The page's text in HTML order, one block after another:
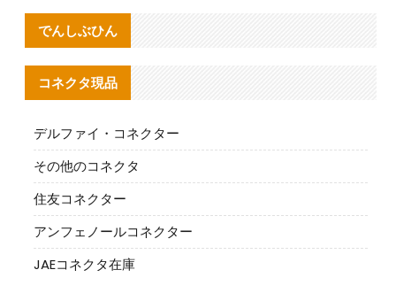
でんしぶひん
コネクタ現品
デルファイ・コネクター
その他のコネクタ
住友コネクター
アンフェノールコネクター
JAEコネクタ在庫